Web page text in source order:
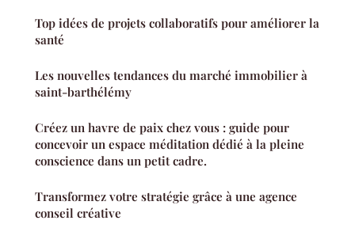
Top idées de projets collaboratifs pour améliorer la
santé
Les nouvelles tendances du marché immobilier à
saint-barthélémy
Créez un havre de paix chez vous : guide pour
concevoir un espace méditation dédié à la pleine
conscience dans un petit cadre.
Transformez votre stratégie grâce à une agence
conseil créative